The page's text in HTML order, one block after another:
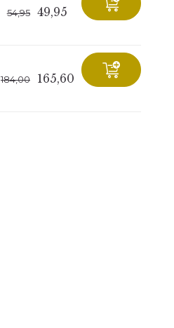
54,95 49,95
184,00 165,60